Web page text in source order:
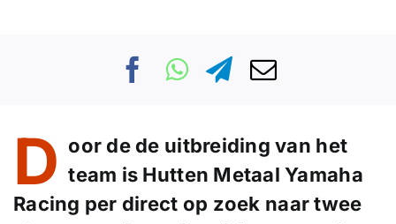
D oor de de uitbreiding van het
team is Hutten Metaal Yamaha
Racing per direct op zoek naar twee